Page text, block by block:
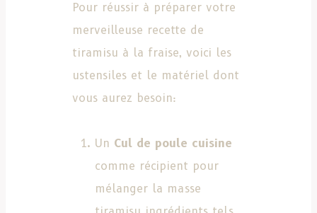
Pour réussir à préparer votre
merveilleuse recette de
tiramisu à la fraise, voici les
ustensiles et le matériel dont
vous aurez besoin:
Un Cul de poule cuisine
comme récipient pour
mélanger la masse